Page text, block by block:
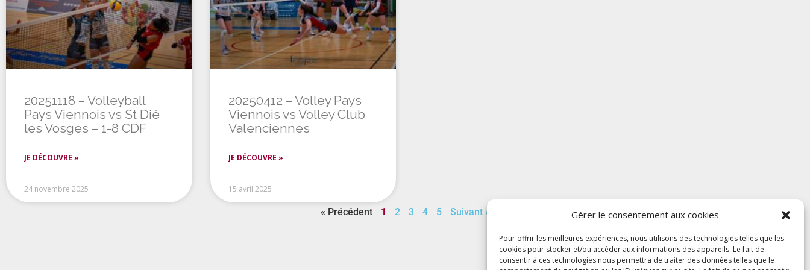
Gérer le consentement aux cookies
Pour offrir les meilleures expériences, nous utilisons des technologies telles que les
cookies pour stocker et/ou accéder aux informations des appareils. Le fait de
consentir à ces technologies nous permettra de traiter des données telles que le
20251118 – Volleyball
Pays Viennois vs St Dié
les Vosges – 1-8 CDF
JE DÉCOUVRE »
24 novembre 2025
20250412 – Volley Pays
Viennois vs Volley Club
Valenciennes
JE DÉCOUVRE »
15 avril 2025
« Précédent 1 2 3 4 5 Suivant »